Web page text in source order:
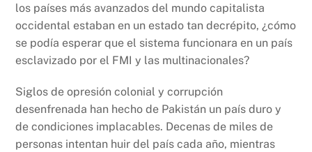
los países más avanzados del mundo capitalista
occidental estaban en un estado tan decrépito, ¿cómo
se podía esperar que el sistema funcionara en un país
esclavizado por el FMI y las multinacionales?
Siglos de opresión colonial y corrupción
desenfrenada han hecho de Pakistán un país duro y
de condiciones implacables. Decenas de miles de
personas intentan huir del país cada año, mientras